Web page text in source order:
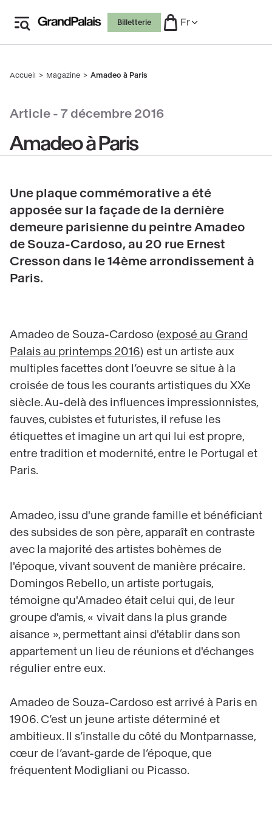
contenu
Billetterie Fr
Fil
Accueil Magazine Amadeo à Paris
Article - 7 décembre 2016
Amadeo à Paris
Une plaque commémorative a été
apposée sur la façade de la dernière
demeure parisienne du peintre Amadeo
de Souza-Cardoso, au 20 rue Ernest
Cresson dans le 14ème arrondissement à
Paris.
Amadeo de Souza-Cardoso (exposé au Grand
Palais au printemps 2016) est un artiste aux
multiples facettes dont l’oeuvre se situe à la
croisée de tous les courants artistiques du XXe
siècle. Au-delà des influences impressionnistes,
fauves, cubistes et futuristes, il refuse les
étiquettes et imagine un art qui lui est propre,
entre tradition et modernité, entre le Portugal et
Paris.
Amadeo, issu d'une grande famille et bénéficiant
des subsides de son père, apparaît en contraste
avec la majorité des artistes bohèmes de
l'époque, vivant souvent de manière précaire.
Domingos Rebello, un artiste portugais,
témoigne qu'Amadeo était celui qui, de leur
groupe d'amis, « vivait dans la plus grande
aisance », permettant ainsi d'établir dans son
appartement un lieu de réunions et d'échanges
régulier entre eux.
Amadeo de Souza-Cardoso est arrivé à Paris en
1906. C’est un jeune artiste déterminé et
ambitieux. Il s’installe du côté du Montparnasse,
cœur de l’avant-garde de l’époque, que
fréquentent Modigliani ou Picasso.